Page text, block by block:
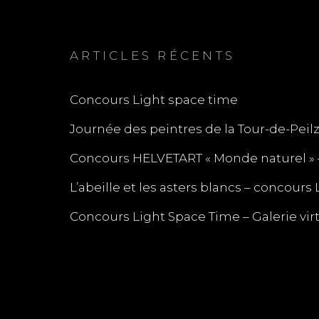
ARTICLES RÉCENTS
Concours Light space time
Journée des peintres de la Tour-de-Peilz
Concours HELVETART « Monde naturel
L’abeille et les asters blancs – concours
Concours Light Space Time – Galerie